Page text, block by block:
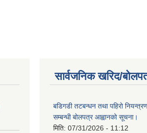
सार्वजनिक खरिद/
बडिगडी तटबन्धन तथा पहिरो
सम्बन्धी बोलपत्र आह्वानको सूचना।
मिति: 07/31/2026 - 11:12